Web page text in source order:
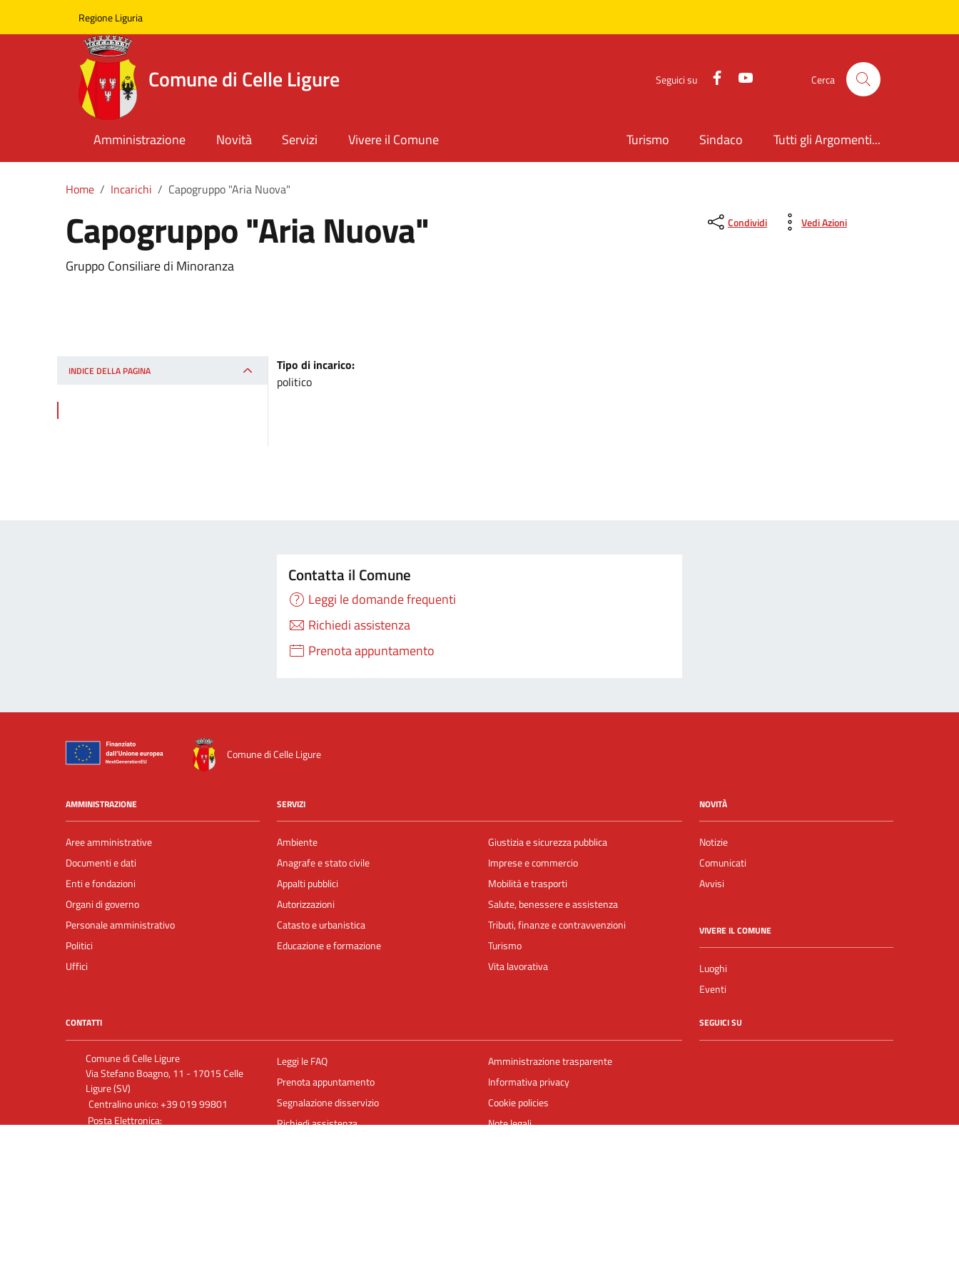
Regione Liguria
Comune di Celle Ligure Seguici su Facebook Cerca
Amministrazione Novità Servizi Vivere il Comune Turismo Sindaco Tutti gli Argomenti...
Home Incarichi Capogruppo "Aria Nuova"
Capogruppo "Aria Nuova"
Gruppo Consiliare di Minoranza
Condividi Vedi Azioni
INDICE DELLA PAGINA
Tipo di incarico:
politico
Contatta il Comune
Leggi le domande frequenti
Richiedi assistenza
Prenota appuntamento
Comune di Celle Ligure
AMMINISTRAZIONE
Aree amministrative
Documenti e dati
Enti e fondazioni
Organi di governo
Personale amministrativo
Politici
Uffici
SERVIZI
Ambiente
Anagrafe e stato civile
Appalti pubblici
Autorizzazioni
Catasto e urbanistica
Educazione e formazione
Giustizia e sicurezza pubblica
Imprese e commercio
Mobilità e trasporti
Salute, benessere e assistenza
Tributi, finanze e contravvenzioni
Turismo
Vita lavorativa
NOVITÀ
Notizie
Comunicati
Avvisi
VIVERE IL COMUNE
Luoghi
Eventi
CONTATTI
Comune di Celle Ligure
Via Stefano Boagno, 11 - 17015 Celle
Ligure (SV)
Centralino unico: +39 019 99801
Posta Elettronica:
Leggi le FAQ
Prenota appuntamento
Segnalazione disservizio
Richiedi assistenza
Amministrazione trasparente
Informativa privacy
Cookie policies
Note legali
SEGUICI SU